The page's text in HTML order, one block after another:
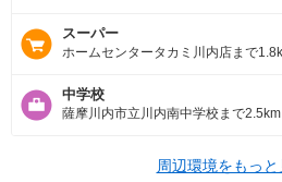
スーパー
ホームセンタータカミ川内店まで
中学校
薩摩川内市立川内南中学校まで
周辺環境をもっと